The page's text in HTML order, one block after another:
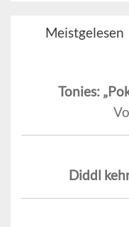
Meistgelesen
Tonies:
Diddl